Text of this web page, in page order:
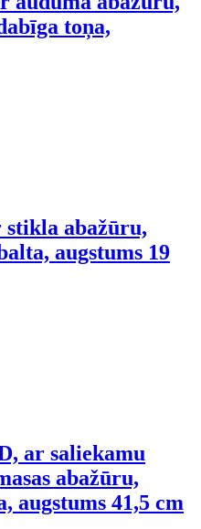
toņa,
stikla abažūru,
augstums 19
ar saliekamu
abažūru,
augstums 41,5 cm